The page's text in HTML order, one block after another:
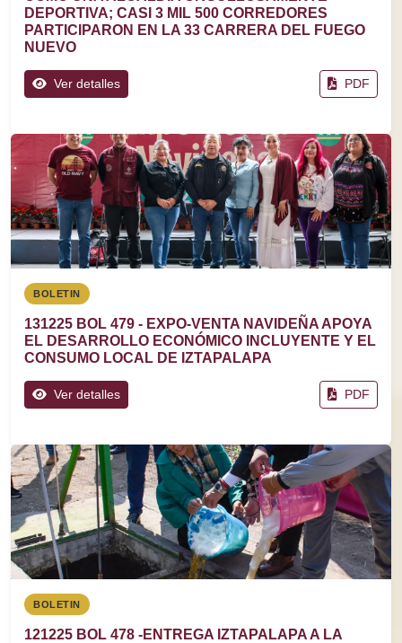
DEPORTIVA; CASI 3 MIL 500 CORREDORES
PARTICIPARON EN LA 33 CARRERA DEL FUEGO
NUEVO
Ver detalles PDF
BOLETIN
131225 BOL 479 - EXPO-VENTA NAVIDEÑA APOYA
EL DESARROLLO ECONÓMICO INCLUYENTE Y EL
CONSUMO LOCAL DE IZTAPALAPA
Ver detalles PDF
BOLETIN
121225 BOL 478 -ENTREGA IZTAPALAPA A LA